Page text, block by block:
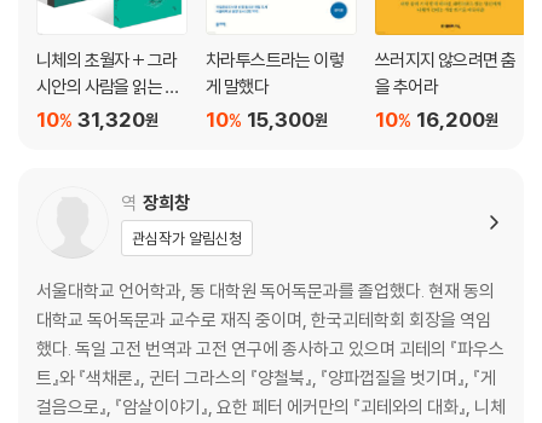
밤의 노래
무덤의 노래
자기 극복에 대하여
고매한 자들에 대하여
결벽(潔癖) 성향의 인식에 대하여
학자들에 대하여
시인들에 대하여
커다란 사건에 대하여
예언자
구제에 대하여
지혜로운 대인관계에 대하여
가장 고요한 시간
니체의 초월자 + 그라
시안의 사람을 읽는 눈
세트 31,320원
10%
차라투스트라는 이렇
게 말했다
15,300원
10%
쓰러지지 않으려면 춤
을 추어라
16,200원
10%
역 장희창
관심작가 알림신청
서울대학교 언어학과, 동 대학원 독어독문과를 졸업했다. 현재 동의
대학교 독어독문과 교수로 재직 중이며, 한국괴테학회 회장을 역임
했다. 독일 고전 번역과 고전 연구에 종사하고 있으며 괴테의 『파우스
트』와 『색채론』, 귄터 그라스의 『양철북』, 『양파껍질을 벗기며』, 『게
걸음으로』, 『암살이야기』, 요한 페터 에커만의 『괴테와의 대화』, 니체